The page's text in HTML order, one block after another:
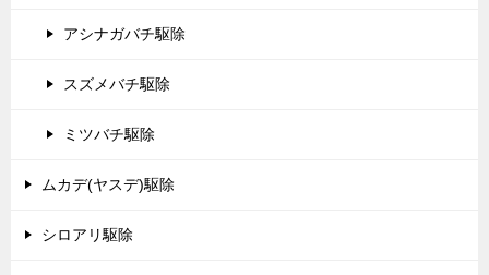
アシナガバチ駆除
スズメバチ駆除
ミツバチ駆除
ムカデ(ヤスデ)駆除
シロアリ駆除